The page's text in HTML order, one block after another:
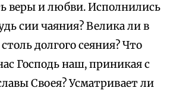
веры и любви. Исполнились
сии чаяния? Велика ли в
долгого сеяния? Что
Господь наш, приникая с
Своея? Усматривает ли